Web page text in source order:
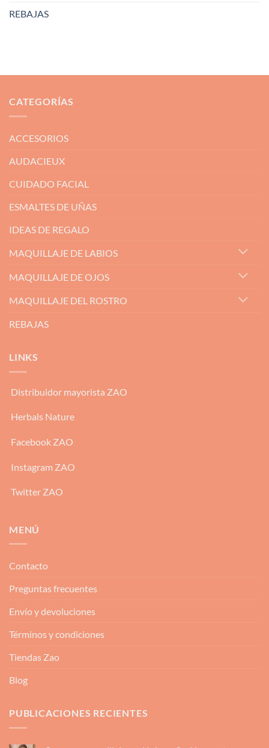
REBAJAS
CATEGORÍAS
ACCESORIOS
AUDACIEUX
CUIDADO FACIAL
ESMALTES DE UÑAS
IDEAS DE REGALO
MAQUILLAJE DE LABIOS
MAQUILLAJE DE OJOS
MAQUILLAJE DEL ROSTRO
REBAJAS
LINKS
Distribuidor mayorista ZAO
Herbals Nature
Facebook ZAO
Instagram ZAO
Twitter ZAO
MENÚ
Contacto
Preguntas frecuentes
Envío y devoluciones
Términos y condiciones
Tiendas Zao
Blog
PUBLICACIONES RECIENTES